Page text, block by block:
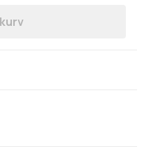
Beauty&Charm